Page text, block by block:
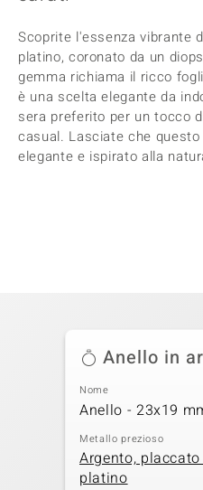
Scoprite l'essenza vibrante
platino, coronato da un
gemma richiama il ricco
è una scelta elegante da
sera preferito per un tocco
casual. Lasciate che
elegante e ispirato alla
Anello in
Nome
Anello - 23x19
Metallo prezioso
Argento,
platino